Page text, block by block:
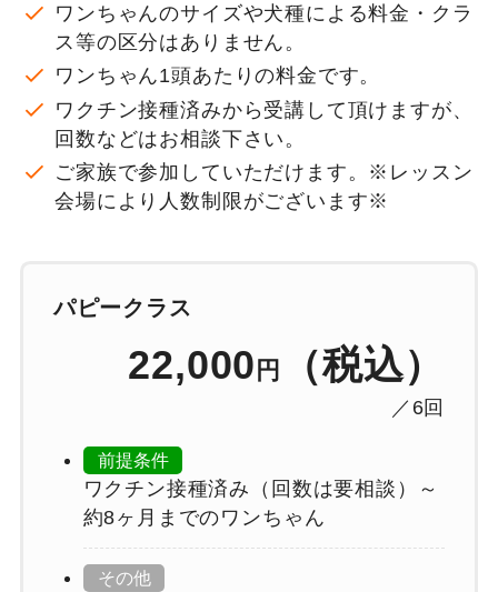
ワンちゃんのサイズや犬種による料金・クラ
ス等の区分はありません。
ワンちゃん1頭あたりの料金です。
ワクチン接種済みから受講して頂けますが、
回数などはお相談下さい。
ご家族で参加していただけます。※レッスン
会場により人数制限がございます※
パピークラス
22,000 円 （税込）
／6回
前提条件
ワクチン接種済み（回数は要相談）～
約8ヶ月までのワンちゃん
その他